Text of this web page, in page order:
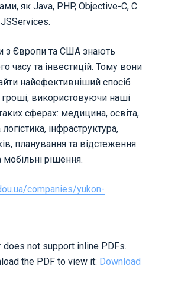
як Java, PHP, Objective-C, C
JSServices.
з Європи та США знають
часу та інвестицій. Тому вони
найефективніший спосіб
гроші, використовуючи наші
сферах: медицина, освіта,
інфраструктура,
планування та відстеження
мобільні рішення.
companies/yukon-
not support inline PDFs.
the PDF to view it: Download